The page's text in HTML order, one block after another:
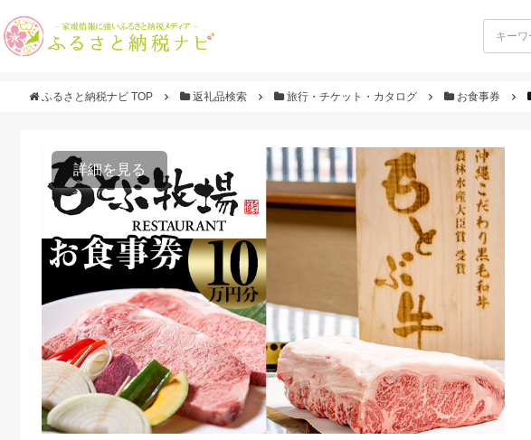
ふるさと納税ナビ TOP 返礼品検索 旅行・チケット・カタログ お食事券
詳細を見る